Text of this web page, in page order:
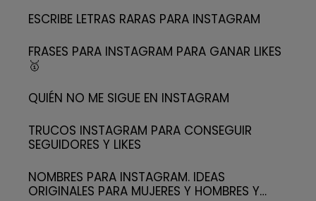
ESCRIBE LETRAS RARAS PARA INSTAGRAM
FRASES PARA INSTAGRAM PARA GANAR LIKES
🥇
QUIÉN NO ME SIGUE EN INSTAGRAM
TRUCOS INSTAGRAM PARA CONSEGUIR
SEGUIDORES Y LIKES
NOMBRES PARA INSTAGRAM. IDEAS
ORIGINALES PARA MUJERES Y HOMBRES Y…